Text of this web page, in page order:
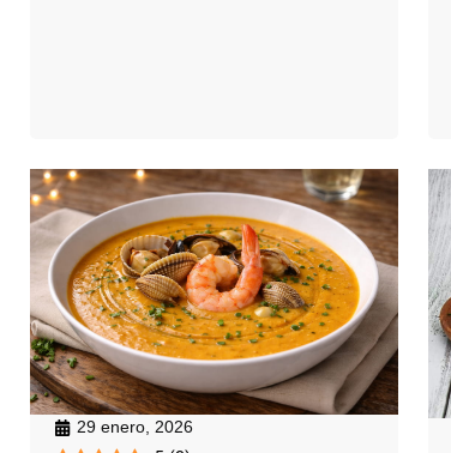
29 enero, 2026